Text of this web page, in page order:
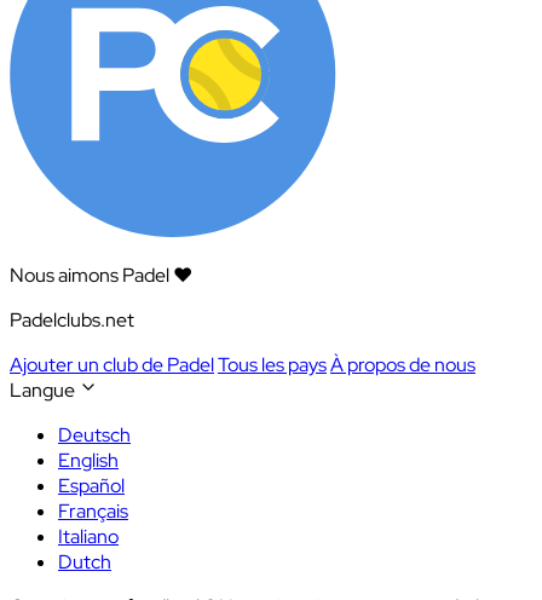
Nous aimons Padel ❤️
Padelclubs.net
Ajouter un club de PadelTous les paysÀ propos de nous
Langue
Deutsch
English
Español
Français
Italiano
Dutch